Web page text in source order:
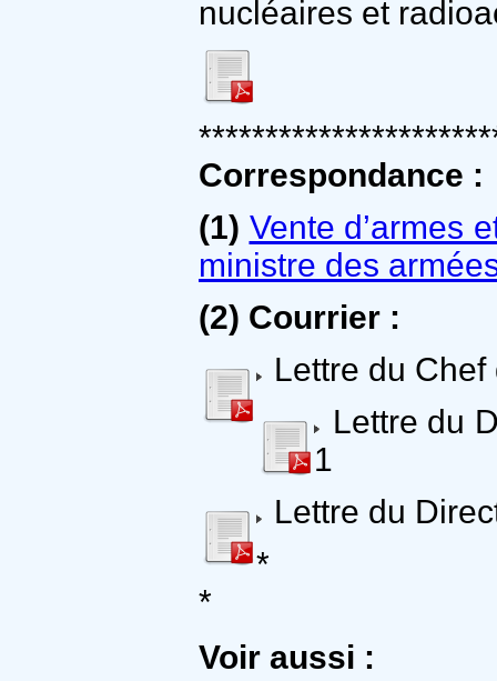
nucléaires et
Correspondance :
(1) Vente d’armes
ministre des
(2) Courrier :
Lettre du
Lettre du
1
Lettre du
*
*
Voir aussi :